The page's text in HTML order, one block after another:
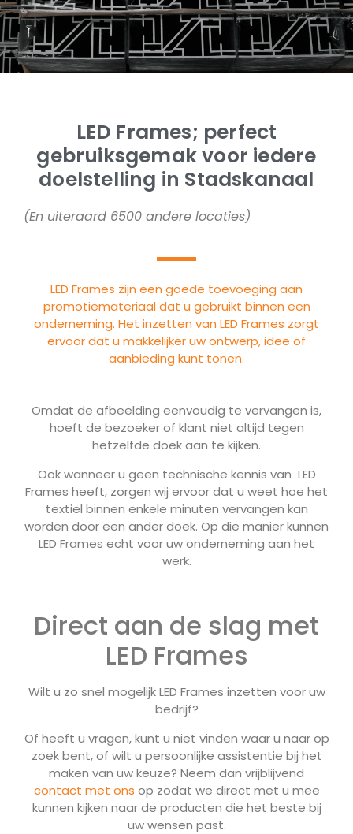
LED Frames; perfect
gebruiksgemak voor iedere
doelstelling in Stadskanaal
(En uiteraard 6500 andere locaties)
LED Frames zijn een goede toevoeging aan
promotiemateriaal dat u gebruikt binnen een
onderneming. Het inzetten van LED Frames zorgt
ervoor dat u makkelijker uw ontwerp, idee of
aanbieding kunt tonen.
Omdat de afbeelding eenvoudig te vervangen is,
hoeft de bezoeker of klant niet altijd tegen
hetzelfde doek aan te kijken.
Ook wanneer u geen technische kennis van LED
Frames heeft, zorgen wij ervoor dat u weet hoe het
textiel binnen enkele minuten vervangen kan
worden door een ander doek. Op die manier kunnen
LED Frames echt voor uw onderneming aan het
werk.
Direct aan de slag met
LED Frames
Wilt u zo snel mogelijk LED Frames inzetten voor uw
bedrijf?
Of heeft u vragen, kunt u niet vinden waar u naar op
zoek bent, of wilt u persoonlijke assistentie bij het
maken van uw keuze? Neem dan vrijblijvend
contact met ons op zodat we direct met u mee
kunnen kijken naar de producten die het beste bij
uw wensen past.